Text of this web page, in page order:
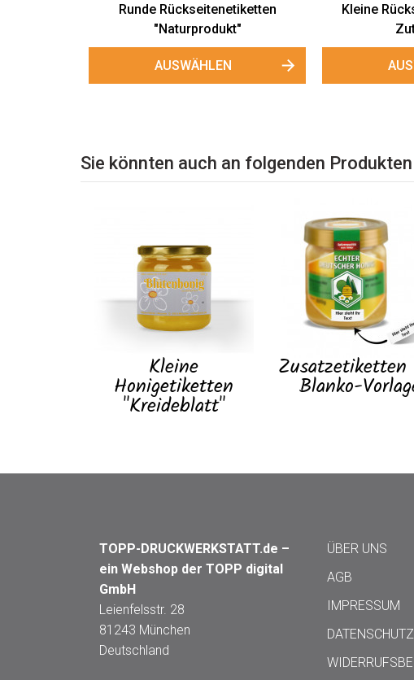
Keramiktasse „Black Bee"
AUSWÄHLEN
Sie könnten auch an folgenden
Kleine
Honigetiketten
"Kreideblatt"
Blanko-
TOPP-DRUCKWERKSTATT.de –
ein Webshop der TOPP digital
GmbH
Leienfelsstr. 28
81243 München
Deutschland
ÜBER UNS
AGB
IMPRESSUM